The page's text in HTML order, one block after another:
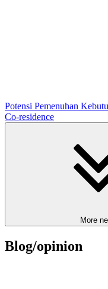
Potensi Pemenuhan
Co-residence
More
Blog/opinion